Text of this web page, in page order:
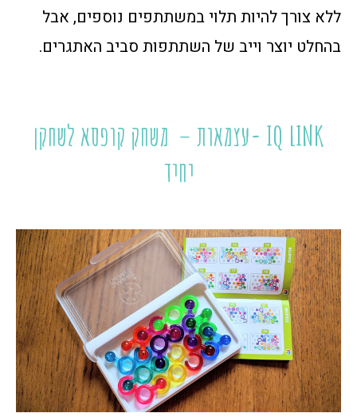
ללא צורך להיות תלוי במשתתפים נוספים, אבל
בהחלט יוצר וייב של השתתפות סביב האתגרים.
IQ LINK -עצמאות – משחק קופסא לשחקן
יחיד